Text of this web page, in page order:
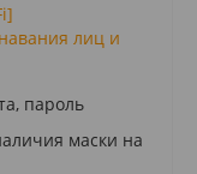
лиц и
пароль
маски на